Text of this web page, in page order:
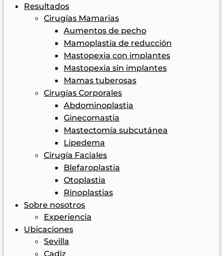
Resultados
Cirugías Mamarias
Aumentos de pecho
Mamoplastia de reducción
Mastopexia con implantes
Mastopexia sin implantes
Mamas tuberosas
Cirugías Corporales
Abdominoplastia
Ginecomastia
Mastectomía subcutánea
Lipedema
Cirugía Faciales
Blefaroplastia
Otoplastia
Rinoplastias
Sobre nosotros
Experiencia
Ubicaciones
Sevilla
Cadiz